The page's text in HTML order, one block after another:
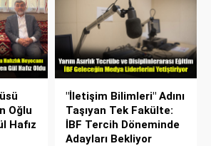
Oğlu
Hafız
"İletişim Bilimleri" Adını
Taşıyan Tek Fakülte:
İBF Tercih Döneminde
Adayları Bekliyor